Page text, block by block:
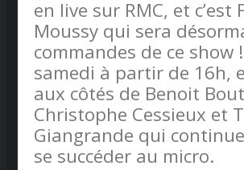
en live sur RMC, et c’est
Moussy qui sera
commandes de ce show
samedi à partir de 16h,
aux côtés de Benoit
Christophe Cessieux et
Giangrande qui
se succéder au micro.